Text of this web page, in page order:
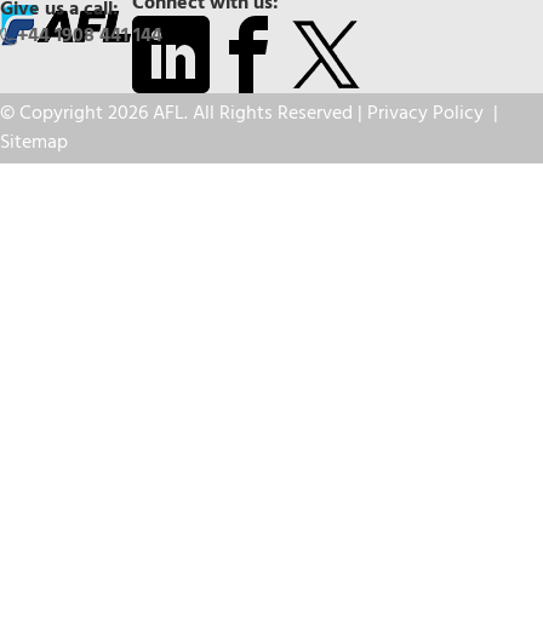
Give us a call:
+44 1908 441 144
© Copyright 2026 AFL. All Rights Reserved | Privacy Policy |
Sitemap